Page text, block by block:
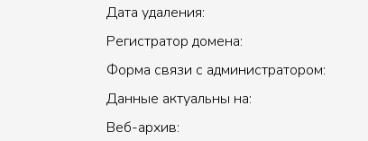
Дата удаления:
Регистратор домена:
Форма связи с администратором:
Данные актуальны на:
Веб-архив: